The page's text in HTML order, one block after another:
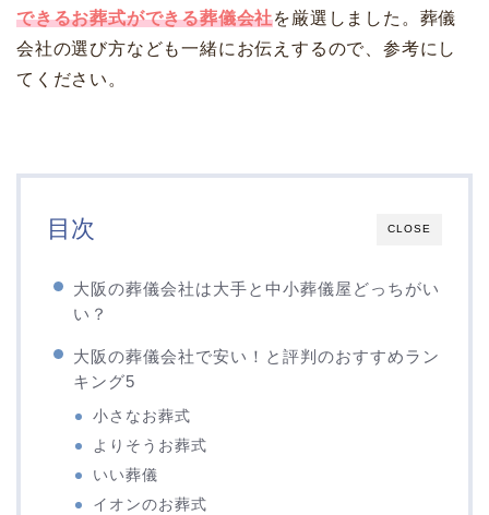
できるお葬式ができる葬儀会社を厳選しました。葬儀
会社の選び方なども一緒にお伝えするので、参考にし
てください。
CLOSE
目次
大阪の葬儀会社は大手と中小葬儀屋どっちがい
い？
大阪の葬儀会社で安い！と評判のおすすめラン
キング5
小さなお葬式
よりそうお葬式
いい葬儀
イオンのお葬式